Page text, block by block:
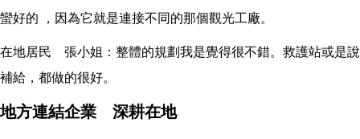
蠻好的 ，因為它就是連接不同的那個觀光工廠。
在地居民 張小姐：整體的規劃我是覺得很不錯。救護站或是說
補給，都做的很好。
地方連結企業 深耕在地